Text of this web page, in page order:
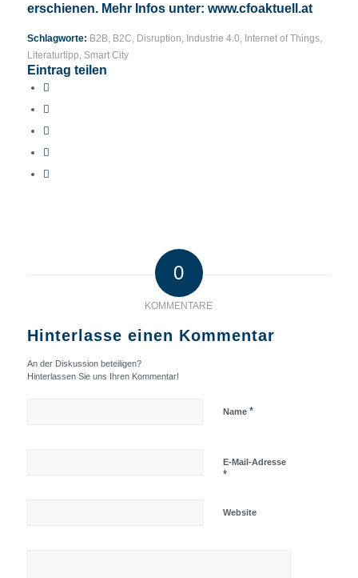
erschienen. Mehr Infos unter: www.cfoaktuell.at
Schlagworte: B2B, B2C Disruption Industrie 4.0 Internet of Things,
Literaturtipp
Smart City
Eintrag teilen
0
KOMMENTARE
Hinterlasse einen Kommentar
An der Diskussion beteiligen?
Hinterlassen Sie uns Ihren Kommentar!
Name *
E-Mail-Adresse
*
Website